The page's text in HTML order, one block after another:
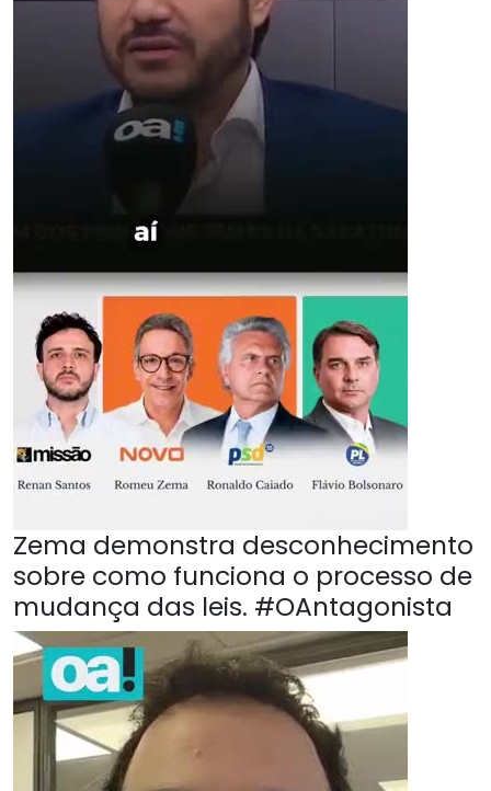
Zema demonstra desconhecimento
sobre como funciona o processo de
mudança das leis. #OAntagonista